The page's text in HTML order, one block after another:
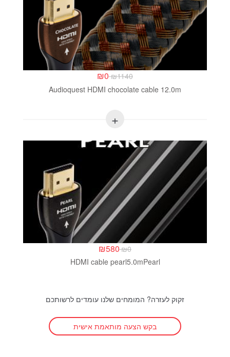
₪1140
₪0
Audioquest HDMI chocolate cable 12.0m
₪0
₪580
HDMI cable pearl5.0mPearl
זקוק לעזרה? המומחים שלנו עומדים לרשותכם
בקש הצעה מותאמת אישית